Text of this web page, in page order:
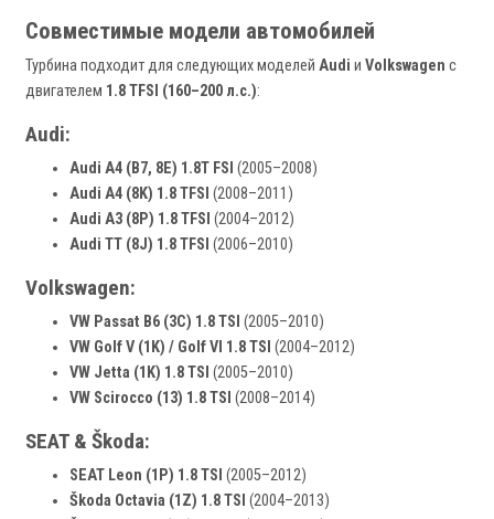
Совместимые модели автомобилей
Турбина подходит для следующих моделей Audi и Volkswagen с
двигателем 1.8 TFSI (160–200 л.с.):
Audi:
Audi A4 (B7, 8E) 1.8T FSI (2005–2008)
Audi A4 (8K) 1.8 TFSI (2008–2011)
Audi A3 (8P) 1.8 TFSI (2004–2012)
Audi TT (8J) 1.8 TFSI (2006–2010)
Volkswagen:
VW Passat B6 (3C) 1.8 TSI (2005–2010)
VW Golf V (1K) / Golf VI 1.8 TSI (2004–2012)
VW Jetta (1K) 1.8 TSI (2005–2010)
VW Scirocco (13) 1.8 TSI (2008–2014)
SEAT & Škoda:
SEAT Leon (1P) 1.8 TSI (2005–2012)
Škoda Octavia (1Z) 1.8 TSI (2004–2013)